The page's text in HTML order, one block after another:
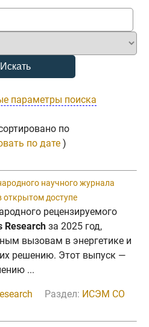
параметры поиска
по
по дате )
научного журнала
открытом доступе
рецензируемого
Research за 2025 год,
вызовам в энергетике и
решению. Этот выпуск —
...
Раздел: ИСЭМ СО